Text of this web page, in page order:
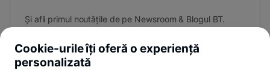
Și afli primul noutățile de pe Newsroom & Blogul BT.
Cookie-urile îți oferă o experiență
personalizată